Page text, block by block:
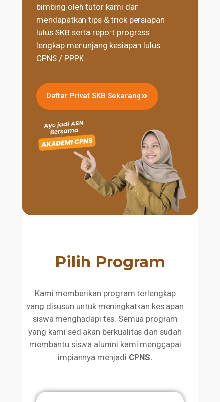
bimbing oleh tutor kami dan
mendapatkan tips & trick persiapan
lulus SKB serta report progress
lengkap menunjang kesiapan lulus
CPNS / PPPK.
Daftar Privat SKB Sekarang
Pilih Program
Kami memberikan program terlengkap
yang disusun untuk meningkatkan kesiapan
siswa menghadapi tes. Semua program
yang kami sediakan berkualitas dan sudah
membantu siswa alumni kami menggapai
impiannya menjadi CPNS.